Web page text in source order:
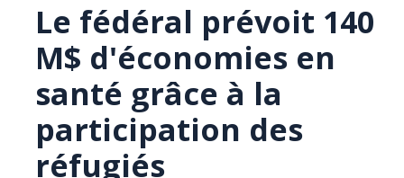
Le fédéral prévoit 140
M$ d'économies en
santé grâce à la
participation des
réfugiés